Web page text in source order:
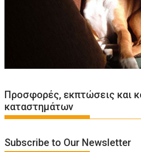
Προσφορές, εκπτώσεις και
καταστημάτων
Subscribe to Our Newsletter